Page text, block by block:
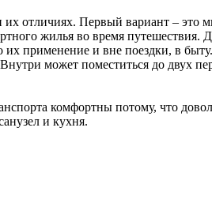
их отличиях. Первый вариант –
жилья во время
их применение и вне поездки, в
может поместиться до двух
комфортны потому, что
и кухня.